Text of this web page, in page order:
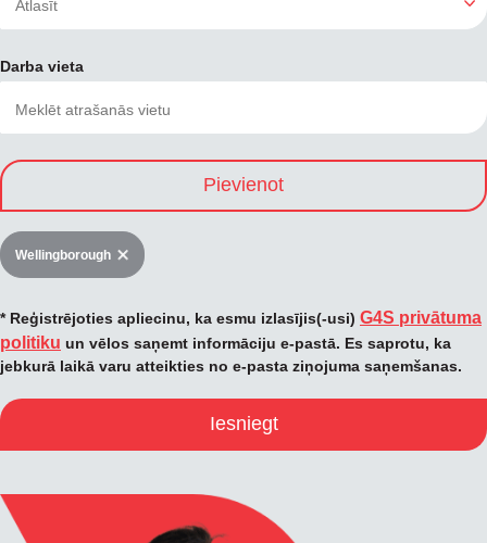
Darba vieta
Pievienot
Wellingborough
* Reģistrējoties apliecinu, ka esmu izlasījis(-usi) G4S privātuma
politiku un vēlos saņemt informāciju e-pastā. Es saprotu, ka
jebkurā laikā varu atteikties no e-pasta ziņojuma saņemšanas.
Iesniegt